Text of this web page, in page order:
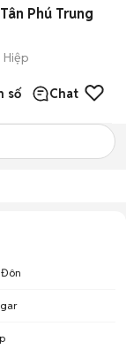
Phú Trung
Hiệp
số Chat